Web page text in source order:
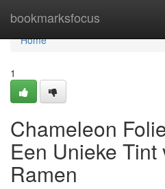
bookmarksfocus
Home
Home
1
Chameleon
Een Unieke Tint
Ramen